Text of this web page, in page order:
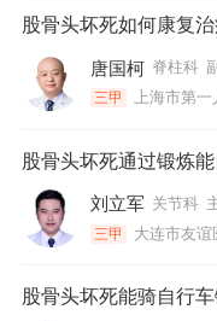
股骨头坏死如何康复
唐国柯 脊柱科
三甲 上海市第
股骨头坏死通过锻炼
刘立军 关节科
三甲 大连市友谊
股骨头坏死能骑自行